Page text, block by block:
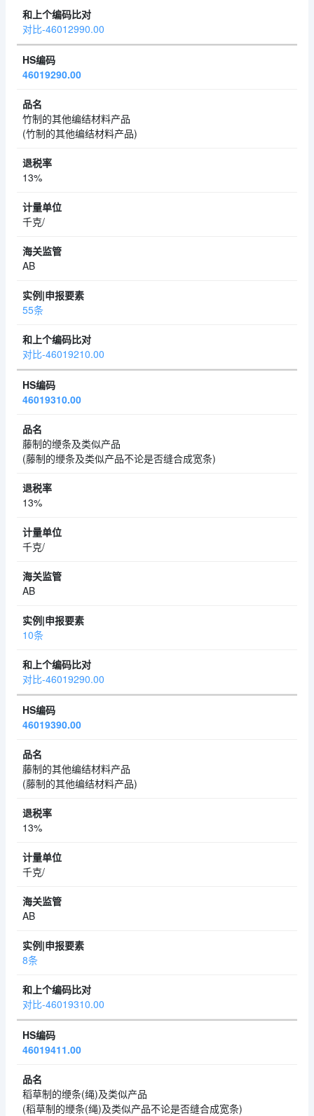
对比-46012990.00
46019290.00
竹制的其他编结材料产品
(竹制的其他编结材料产品)
13%
千克/
AB
55条
对比-46019210.00
46019310.00
藤制的缏条及类似产品
(藤制的缏条及类似产品不论是否缝合成宽条)
13%
千克/
AB
10条
对比-46019290.00
46019390.00
藤制的其他编结材料产品
(藤制的其他编结材料产品)
13%
千克/
AB
8条
对比-46019310.00
46019411.00
稻草制的缏条(绳)及类似产品
(稻草制的缏条(绳)及类似产品不论是否缝合成宽条)